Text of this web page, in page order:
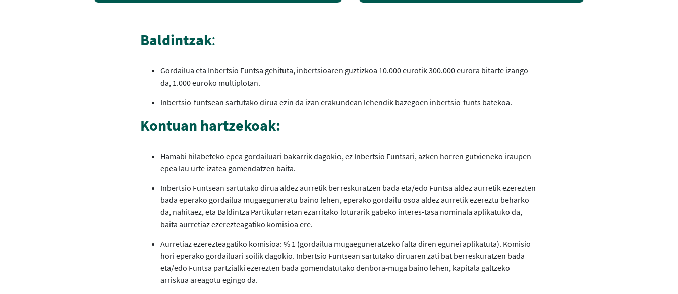
Baldintzak:
Gordailua eta Inbertsio Funtsa gehituta, inbertsioaren guztizkoa 10.000 eurotik 300.000 eurora bitarte izango
da, 1.000 euroko multiplotan.
Inbertsio-funtsean sartutako dirua ezin da izan erakundean lehendik bazegoen inbertsio-funts batekoa.
Kontuan hartzekoak:
Hamabi hilabeteko epea gordailuari bakarrik dagokio, ez Inbertsio Funtsari, azken horren gutxieneko iraupen-
epea lau urte izatea gomendatzen baita.
Inbertsio Funtsean sartutako dirua aldez aurretik berreskuratzen bada eta/edo Funtsa aldez aurretik ezerezten
bada eperako gordailua mugaeguneratu baino lehen, eperako gordailu osoa aldez aurretik ezereztu beharko
da, nahitaez, eta Baldintza Partikularretan ezarritako loturarik gabeko interes-tasa nominala aplikatuko da,
baita aurretiaz ezerezteagatiko komisioa ere.
Aurretiaz ezerezteagatiko komisioa: % 1 (gordailua mugaeguneratzeko falta diren egunei aplikatuta). Komisio
hori eperako gordailuari soilik dagokio. Inbertsio Funtsean sartutako diruaren zati bat berreskuratzen bada
eta/edo Funtsa partzialki ezerezten bada gomendatutako denbora-muga baino lehen, kapitala galtzeko
arriskua areagotu egingo da.